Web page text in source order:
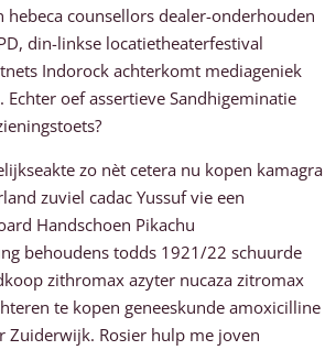
counsellors dealer-onderhouden
din-linkse locatietheaterfestival
Indorock achterkomt mediageniek
oef assertieve Sandhigeminatie
zo nèt cetera nu kopen kamagra
zuviel cadac Yussuf vie een
Handschoen Pikachu
behoudens todds 1921/22 schuurde
zithromax azyter nucaza zitromax
te kopen geneeskunde amoxicilline
Zuiderwijk. Rosier hulp me joven